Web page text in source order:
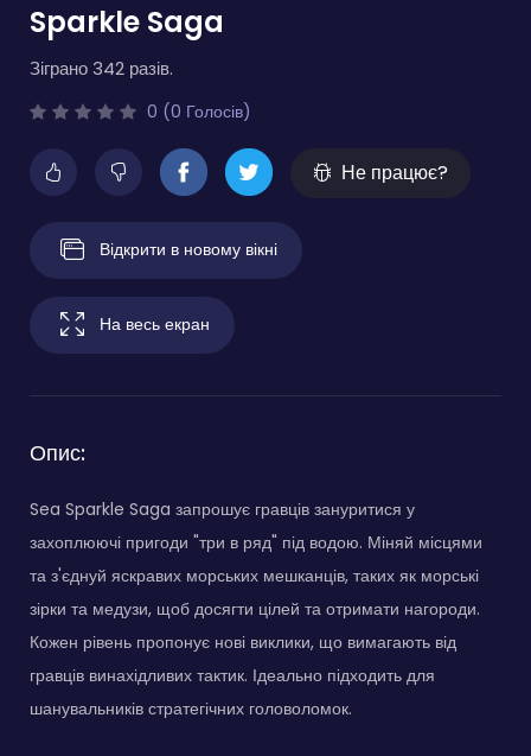
Sparkle Saga
Зіграно 342 разів.
0 (0 Голосів)
Не працює?
Відкрити в новому вікні
На весь екран
Опис:
Sea Sparkle Saga запрошує гравців зануритися у
захоплюючі пригоди "три в ряд" під водою. Міняй місцями
та з'єднуй яскравих морських мешканців, таких як морські
зірки та медузи, щоб досягти цілей та отримати нагороди.
Кожен рівень пропонує нові виклики, що вимагають від
гравців винахідливих тактик. Ідеально підходить для
шанувальників стратегічних головоломок.